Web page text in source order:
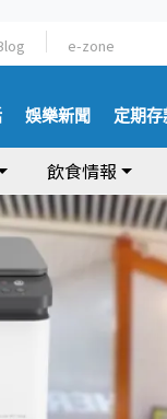
e-zone
娛樂新聞 定期存
飲食情報